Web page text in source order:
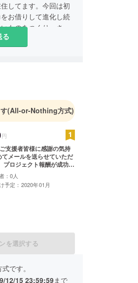
してます。今回は初
お借りして進化し続
ものをつくり、さら
ております。今まで
験はありませんか？
た。皆様の便利な未
る
(All-or-Nothing方式)
円
支援者皆様に感謝の気持
てメールを送らせていただ
、ご支援者皆様に直筆メッ
ドを送らせていただきま
：0人
予定：2020年01月
を選択する
です。
12/15 23:59:59まで